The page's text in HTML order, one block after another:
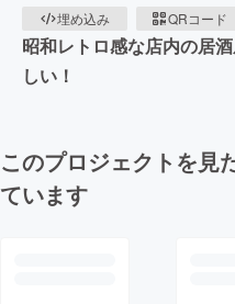
埋め込み
QRコード
昭和レトロ感な店内の居
しい！
このプロジェクトを見
ています